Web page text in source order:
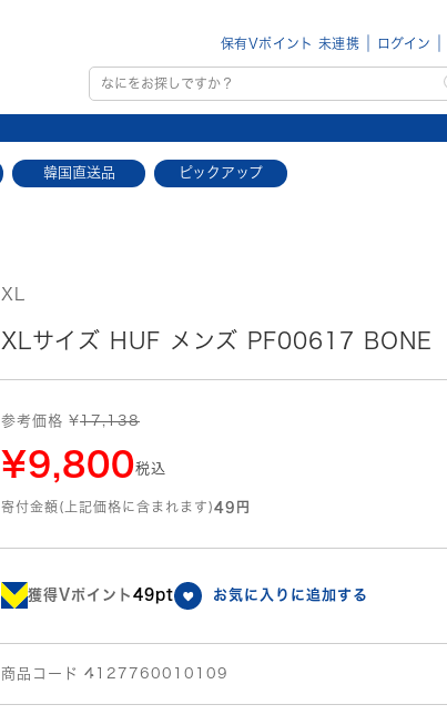
保有Vポイント 未連携 ログイン
韓国直送品 ピックアップ
XL
XLサイズ HUF メンズ PF00617 BONE
参考価格 ¥17,138
¥9,800税込
寄付金額(上記価格に含まれます)49円
獲得Vポイント 49pt お気に入りに追加する
商品コード 4127760010109